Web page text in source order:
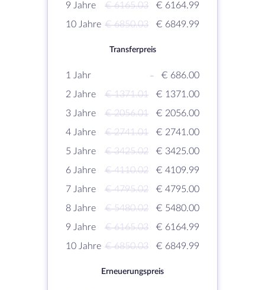
9 Jahre
€ 6165.03
€ 6164.99
10 Jahre € 6850.03 € 6849.99
Transferpreis
1 Jahr -
€ 686.00
2 Jahre
€ 1371.01
€ 1371.00
3 Jahre
€ 2056.01
€ 2056.00
4 Jahre
€ 2741.01
€ 2741.00
5 Jahre
€ 3425.02
€ 3425.00
6 Jahre
€ 4110.02
€ 4109.99
7 Jahre
€ 4795.02
€ 4795.00
8 Jahre
€ 5480.02
€ 5480.00
9 Jahre
€ 6165.03
€ 6164.99
10 Jahre € 6850.03 € 6849.99
Erneuerungspreis